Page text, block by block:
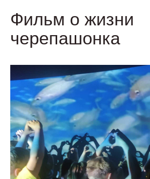
Фильм о жизни
черепашонка